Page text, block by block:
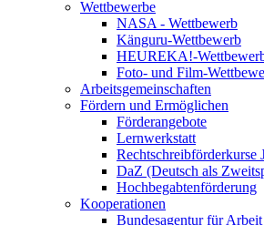
Wettbewerbe
NASA - Wettbewerb
Känguru-Wettbewerb
HEUREKA!-
Foto- und Film-
Arbeitsgemeinschaften
Fördern und Ermöglichen
Förderangebote
Lernwerkstatt
Rechtschreibförderkurse
DaZ (Deutsch als
Hochbegabtenförderung
Kooperationen
Bundesagentur für Arbeit